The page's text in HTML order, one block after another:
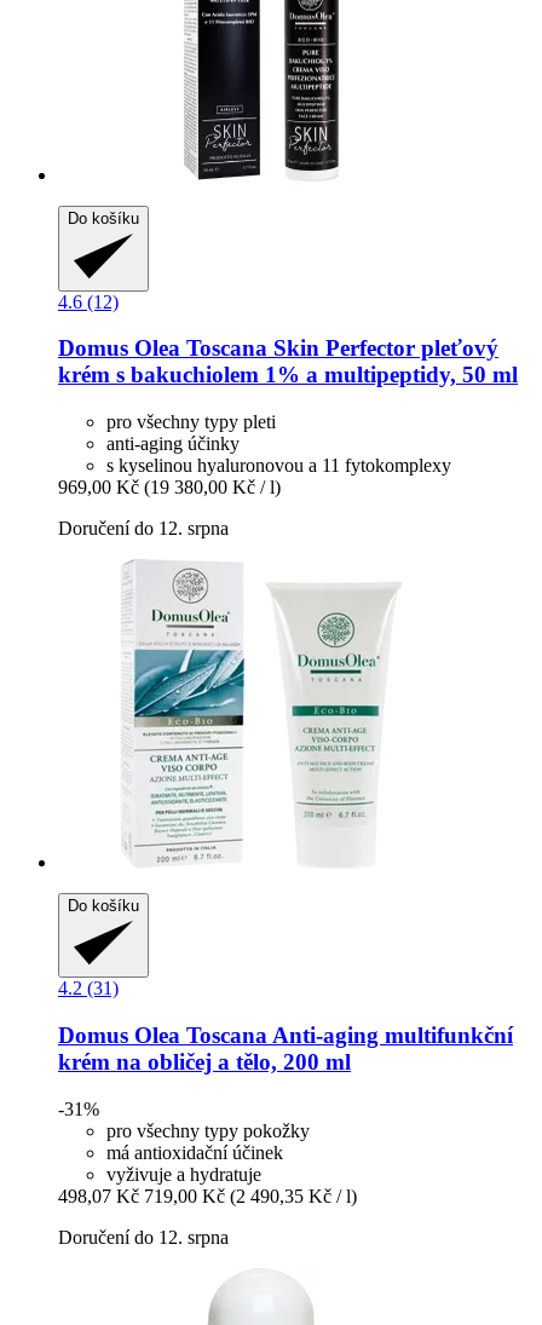
Do košíku
4.6 (12)
Domus Olea Toscana Skin Perfector pleťový
krém s bakuchiolem 1% a multipeptidy, 50 ml
pro všechny typy pleti
anti-aging účinky
s kyselinou hyaluronovou a 11 fytokomplexy
969,00 Kč (19 380,00 Kč / l)
Doručení do 12. srpna
Do košíku
4.2 (31)
Domus Olea Toscana Anti-​aging multifunkční
krém na obličej a tělo, 200 ml
-31%
pro všechny typy pokožky
má antioxidační účinek
vyživuje a hydratuje
498,07 Kč 719,00 Kč (2 490,35 Kč / l)
Doručení do 12. srpna